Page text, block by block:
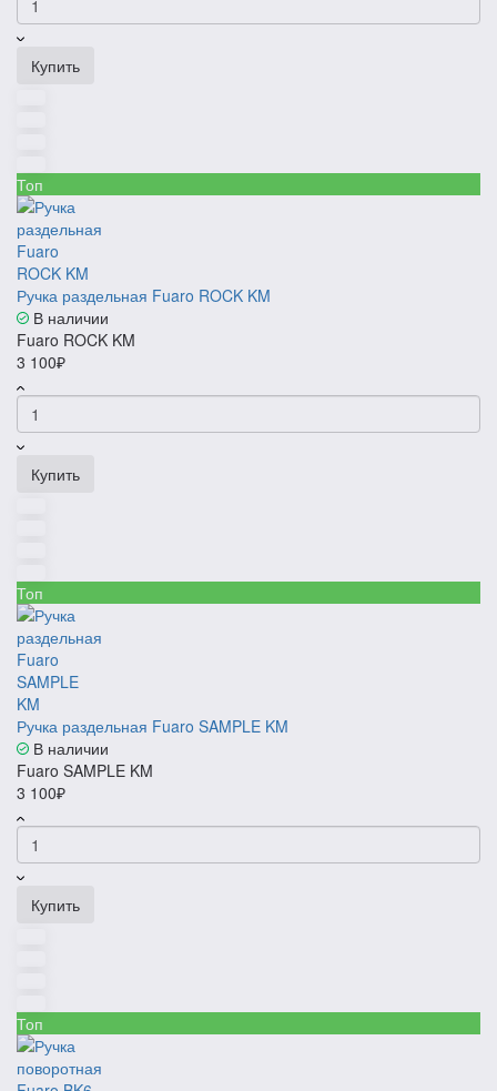
Купить
Топ
Ручка раздельная Fuaro ROCK KM
В наличии
Fuaro ROCK KM
3 100₽
Купить
Топ
Ручка раздельная Fuaro SAMPLE KM
В наличии
Fuaro SAMPLE KM
3 100₽
Купить
Топ